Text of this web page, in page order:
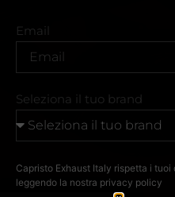
Email
Seleziona il tuo brand
Capristo Exhaust Italy rispetta i
leggendo la nostra privacy policy